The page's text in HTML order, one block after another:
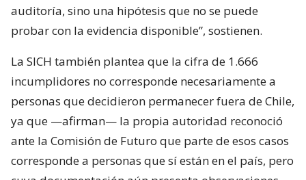
auditoría, sino una hipótesis que no se puede
probar con la evidencia disponible”, sostienen.
La SICH también plantea que la cifra de 1.666
incumplidores no corresponde necesariamente a
personas que decidieron permanecer fuera de Chile,
ya que —afirman— la propia autoridad reconoció
ante la Comisión de Futuro que parte de esos casos
corresponde a personas que sí están en el país, pero